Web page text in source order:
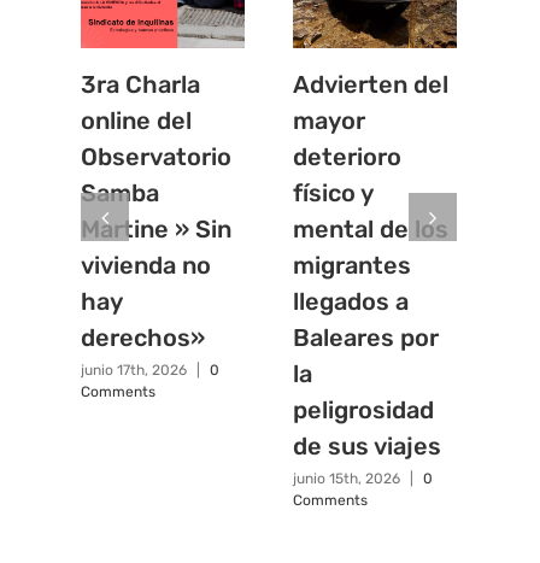
3ra Charla
online del
Observatorio
Samba
Martine » Sin
vivienda no
hay
derechos»
junio 17th, 2026
0
Comments
Advierten del
mayor
deterioro
físico y
mental de los
migrantes
llegados a
Baleares por
la
peligrosidad
de sus viajes
junio 15th, 2026
0
Comments